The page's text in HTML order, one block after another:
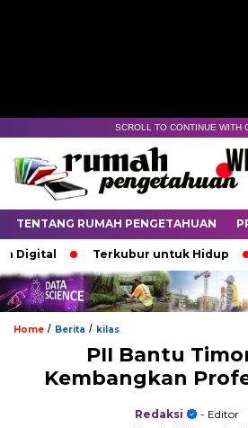
SCROLL TO CONTINUE WITH
TENTANG RUMAH PENGETAHUAN
Terkubur untuk Hidup
Home / Berita / kilas
PII Bantu
Kembangkan
Redaksi
- Editor